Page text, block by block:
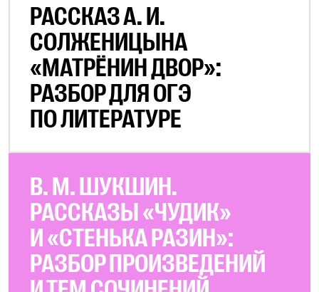
РАССКАЗ А. И.
СОЛЖЕНИЦЫНА
«МАТРЁНИН ДВОР»:
РАЗБОР ДЛЯ ОГЭ
ПО ЛИТЕРАТУРЕ
В. М. ШУКШИН.
РАССКАЗЫ «ЧУДИК»
И «СТЕНЬКА РАЗИН»:
РАЗБОР ПРОИЗВЕДЕНИЙ